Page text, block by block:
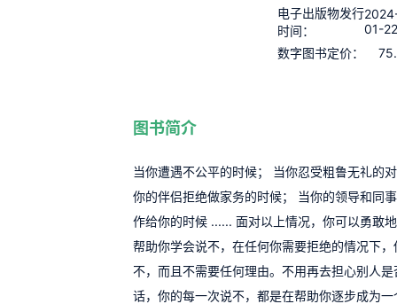
电子出版物发行
时间：
01-
数字图书定价：
图书简介
当你遭遇不公平的时候； 当你忍受粗鲁无礼的
你的伴侣拒绝做家务的时候； 当你的领导和同
作给你的时候 ...... 面对以上情况，你可以勇敢
帮助你学会说不，在任何你需要拒绝的情况下
不，而且不需要任何理由。不用再去担心别人
话，你的每一次说不，都是在帮助你逐步成为